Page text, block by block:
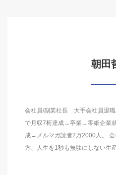
朝田
会社員/副業社長 大手会社員退職
で月収7桁達成→卒業→零細企業
成→メルマガ読者2万2000人。 会
方、人生を1秒も無駄にしない生